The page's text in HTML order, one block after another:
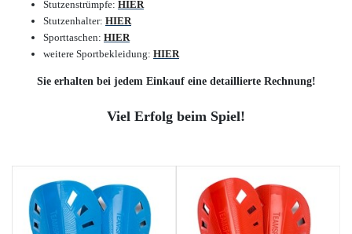
Stutzenstrümpfe: HIER
Stutzenhalter: HIER
Sporttaschen: HIER
weitere Sportbekleidung: HIER
Sie erhalten bei jedem Einkauf eine detaillierte Rechnung!
Viel Erfolg beim Spiel!